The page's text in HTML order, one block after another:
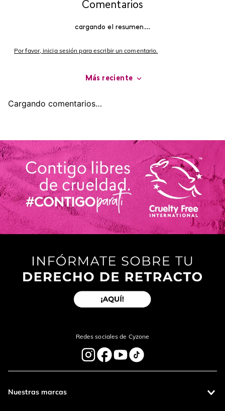
Comentarios
cargando el resumen…
Por favor, inicia sesión para escribir un comentario.
Más reciente
Cargando comentarios…
Redes sociales de Cyzone
Nuestras marcas